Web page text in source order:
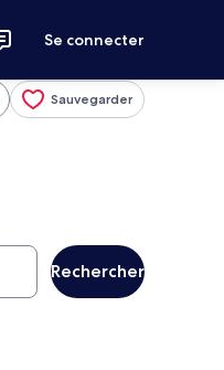
Se connecter
Sauvegarder
Rechercher